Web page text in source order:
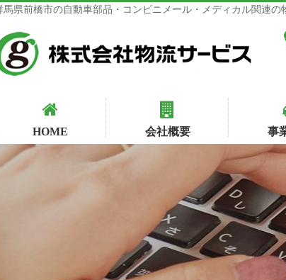
馬県前橋市の自動車部品・コンビニメール・メディカル関連
HOME 会社概要 事